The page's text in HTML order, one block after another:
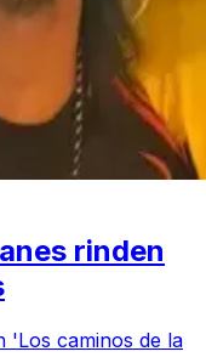
rinden
'Los caminos de la